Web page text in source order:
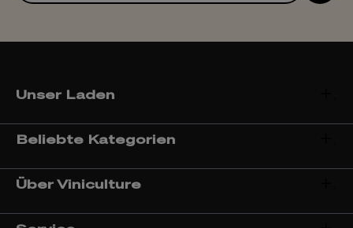
Unser Laden
Beliebte Kategorien
Über Viniculture